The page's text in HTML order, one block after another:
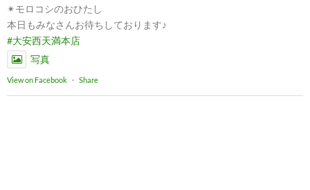
✴︎モロコシのおひたし
本日もみなさんお待ちしております♪
#大安西天満本店
写真
View on Facebook · Share